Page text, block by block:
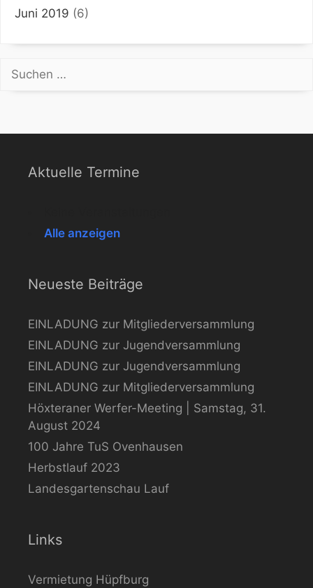
Juni 2019 (6)
Suchen
nach:
Aktuelle Termine
Alle anzeigen
Neueste Beiträge
EINLADUNG zur Mitgliederversammlung
EINLADUNG zur Jugendversammlung
EINLADUNG zur Jugendversammlung
EINLADUNG zur Mitgliederversammlung
Höxteraner Werfer-Meeting | Samstag, 31.
August 2024
100 Jahre TuS Ovenhausen
Herbstlauf 2023
Landesgartenschau Lauf
Links
Vermietung Hüpfburg